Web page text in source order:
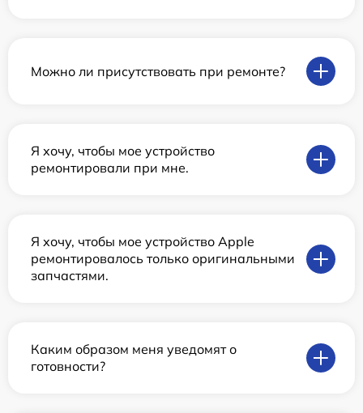
Можно ли присутствовать при ремонте?
Я хочу, чтобы мое устройство
ремонтировали при мне.
Я хочу, чтобы мое устройство Apple
ремонтировалось только оригинальными
запчастями.
Каким образом меня уведомят о
готовности?